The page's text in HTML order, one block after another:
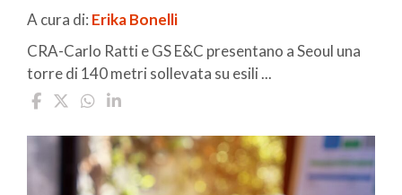
A cura di: Erika Bonelli
CRA-Carlo Ratti e GS E&C presentano a Seoul una
torre di 140 metri sollevata su esili ...